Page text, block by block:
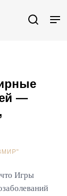
—
Игры